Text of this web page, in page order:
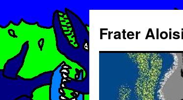
Frater